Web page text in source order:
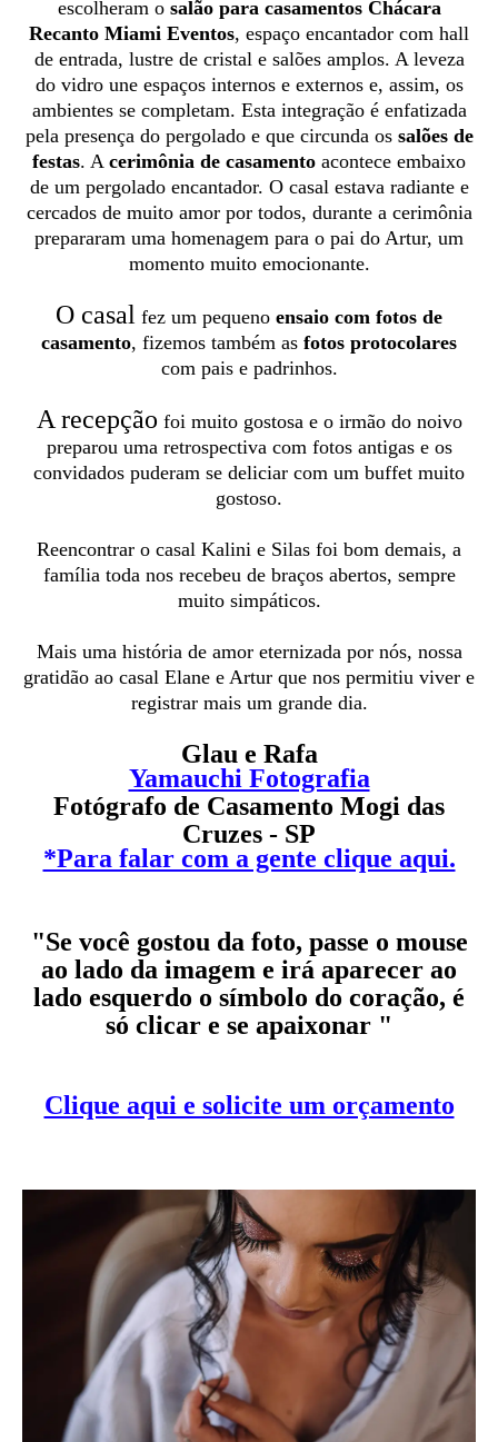
escolheram o salão para casamentos Chácara
Recanto Miami Eventos, espaço encantador com hall
de entrada, lustre de cristal e salões amplos. A leveza
do vidro une espaços internos e externos e, assim, os
ambientes se completam. Esta integração é enfatizada
pela presença do pergolado e que circunda os salões de
festas. A cerimônia de casamento acontece embaixo
de um pergolado encantador. O casal estava radiante e
cercados de muito amor por todos, durante a cerimônia
prepararam uma homenagem para o pai do Artur, um
momento muito emocionante.
O casal fez um pequeno ensaio com fotos de
casamento, fizemos também as fotos protocolares
com pais e padrinhos.
A recepção foi muito gostosa e o irmão do noivo
preparou uma retrospectiva com fotos antigas e os
convidados puderam se deliciar com um buffet muito
gostoso.
Reencontrar o casal Kalini e Silas foi bom demais, a
família toda nos recebeu de braços abertos, sempre
muito simpáticos.
Mais uma história de amor eternizada por nós, nossa
gratidão ao casal Elane e Artur que nos permitiu viver e
registrar mais um grande dia.
Glau e Rafa
Yamauchi Fotografia
Fotógrafo de Casamento Mogi das
Cruzes - SP
*Para falar com a gente clique aqui.
"Se você gostou da foto, passe o mouse
ao lado da imagem e irá aparecer ao
lado esquerdo o símbolo do coração, é
só clicar e se apaixonar "
Clique aqui e solicite um orçamento